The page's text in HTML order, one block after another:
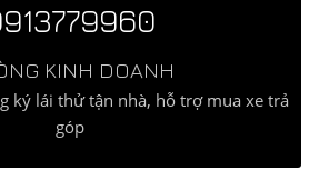
KINH DOANH
ký lái thử tận nhà, hỗ trợ mua xe trả
góp